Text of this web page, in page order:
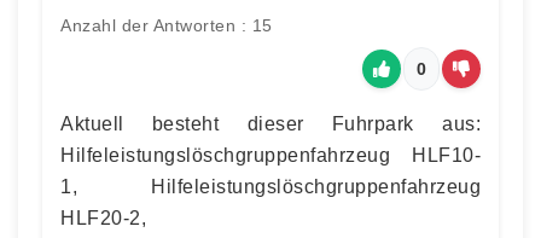
Anzahl der Antworten : 15
0
Aktuell besteht dieser Fuhrpark aus:
Hilfeleistungslöschgruppenfahrzeug HLF10-
1, Hilfeleistungslöschgruppenfahrzeug
HLF20-2,